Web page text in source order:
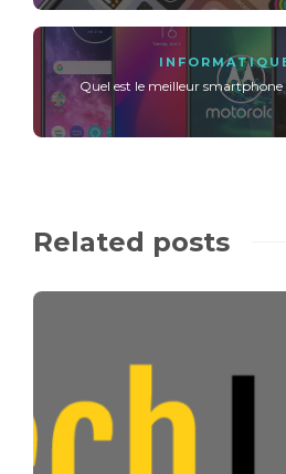
Quel est le meilleur smartphone
Related posts